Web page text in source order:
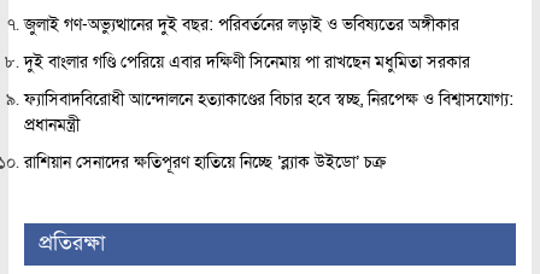
জুলাই গণ-অভ্যুত্থানের দুই বছর: পরিবর্তনের লড়াই ও ভবিষ্যতের অঙ্গীকার
দুই বাংলার গণ্ডি পেরিয়ে এবার দক্ষিণী সিনেমায় পা রাখছেন মধুমিতা সরকার
ফ্যাসিবাদবিরোধী আন্দোলনে হত্যাকাণ্ডের বিচার হবে স্বচ্ছ, নিরপেক্ষ ও বিশ্বাসযোগ্য:
প্রধানমন্ত্রী
রাশিয়ান সেনাদের ক্ষতিপূরণ হাতিয়ে নিচ্ছে ‘ব্ল্যাক উইডো’ চক্র
প্রতিরক্ষা